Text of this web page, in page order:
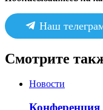
Наш
Смотрите
Новости